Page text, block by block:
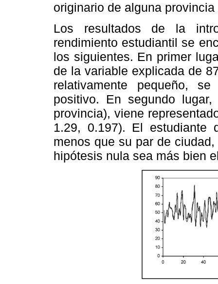
originario de alguna
Los resultados de la
rendimiento estudiantil se
los siguientes. En primer
de la variable explicada de
relativamente pequeño,
positivo. En segundo
provincia), viene
1.29, 0.197). El estudiante
menos que su par de
hipótesis nula sea más bien